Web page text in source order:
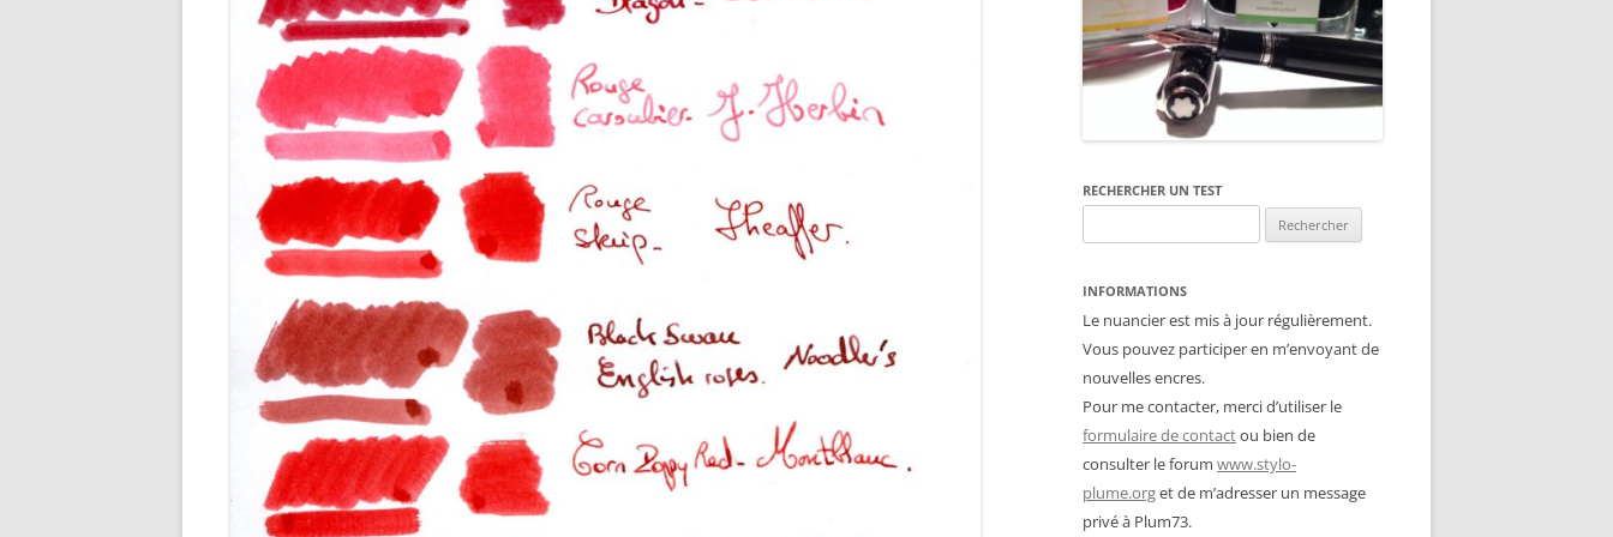
ENCRES MARRONS
ENCRES ORANGES
ENCRES ROSES
ENCRES ROUGES
ENCRES VERTES
CONWAY STEWART
EDELBERG
EDELSTEIN
FERRIS WHEEL PRESS
FRANKLIN-CHRISTOPH
RECHERCHER UN TEST
INFORMATIONS
Le nuancier est mis à jour régulièrement.
Vous pouvez participer en m’envoyant de
nouvelles encres.
Pour me contacter, merci d’utiliser le
formulaire de contactou bien de
consulter le forum www.stylo-
plume.orget de m’adresser un message
privé à Plum73.